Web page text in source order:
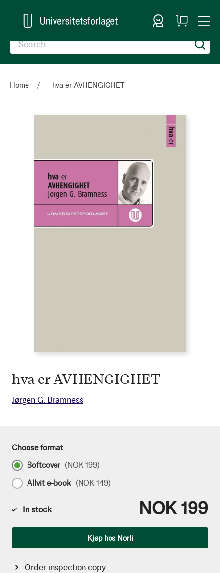
Sign In
My
Cart
Home hva er AVHENGIGHET
hva er AVHENGIGHET
Jørgen G. Bramness
Choose format
Softcover (NOK 199)
Allvit e-book (NOK 149)
In stock NOK 199
Kjøp hos Norli
Order inspection copy